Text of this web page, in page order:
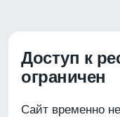
Доступ к
ограничен
Сайт временно